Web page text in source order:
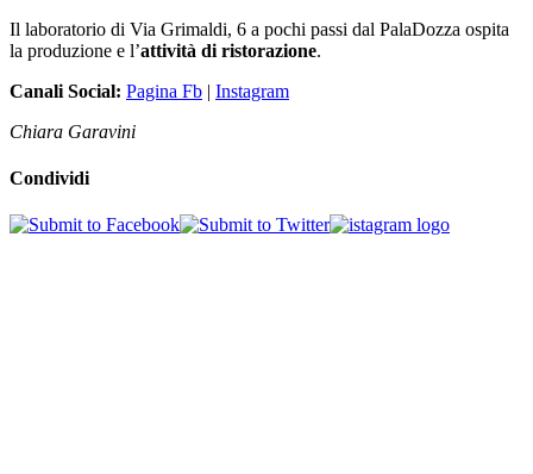
Il laboratorio di Via Grimaldi, 6 a pochi passi dal PalaDozza ospita
la produzione e l’attività di ristorazione.
Canali Social: Pagina Fb | Instagram
Chiara Garavini
Condividi